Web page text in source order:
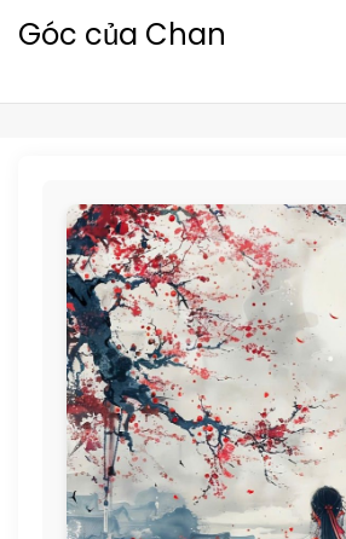
content
Góc của Chan